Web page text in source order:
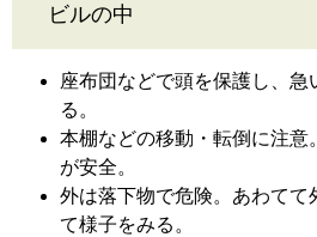
ビルの中
座布団などで頭を保護し、
る。
本棚などの移動・転倒に注意
が安全。
外は落下物で危険。あわてて
て様子をみる。